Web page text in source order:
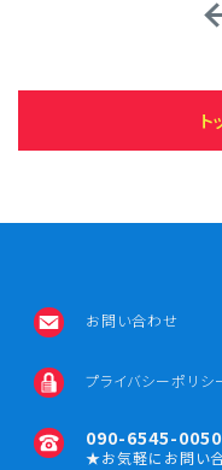
ト
お問い合わせ
プライバシーポリシ
090-6545-0050
★お気軽にお問い